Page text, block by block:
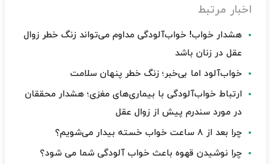
اخبار مرتبط
هشدار خواب! خواب‌آلودگی مداوم می‌تواند زنگ خطر زوال
عقل در زنان باشد
خواب‌آلود اما بی‌خبر؛ زنگ خطر پنهان سلامت
ارتباط خواب‌آلودگی با بیماری‌های مغزی؛ هشدار محققان
در مورد سندرم پیش از زوال عقل
چرا بعد از ۸ ساعت خواب خسته بیدار می‌شویم؟
چرا نوشیدن قهوه باعث خواب آلودگی شما می شود؟